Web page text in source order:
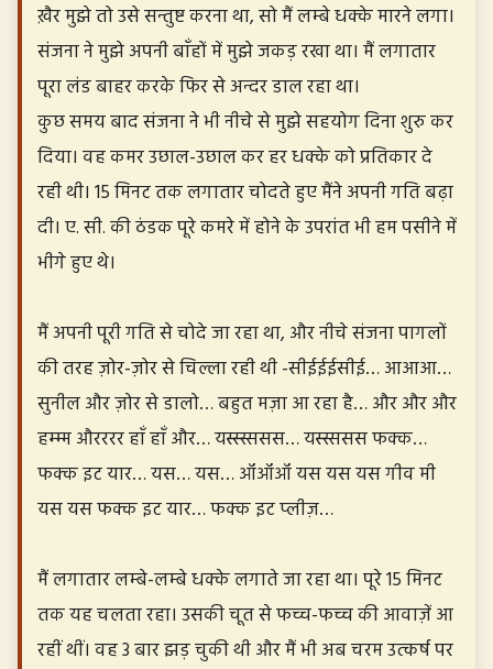
ख़ैर मुझे तो उसे सन्तुष्ट करना था, सो मैं लम्बे धक्के मारने लगा।
संजना ने मुझे अपनी बाँहों में मुझे जकड़ रखा था। मैं लगातार
पूरा लंड बाहर करके फिर से अन्दर डाल रहा था।
कुछ समय बाद संजना ने भी नीचे से मुझे सहयोग दिना शुरु कर
दिया। वह कमर उछाल-उछाल कर हर धक्के को प्रतिकार दे
रही थी। 15 मिनट तक लगातार चोदते हुए मैंने अपनी गति बढ़ा
दी। ए. सी. की ठंडक पूरे कमरे में होने के उपरांत भी हम पसीने में
भीगे हुए थे।
मैं अपनी पूरी गति से चोदे जा रहा था, और नीचे संजना पागलों
की तरह ज़ोर-ज़ोर से चिल्ला रही थी -सीईईईसीई… आआआ…
सुनील और ज़ोर से डालो… बहुत मज़ा आ रहा है… और और और
हम्म्म औरररर हाँ हाँ और… यस्स्स्ससस… यस्स्ससस फक्क…
फक्क इट यार… यस… यस… ऑऑऑ यस यस यस गीव मी
यस यस फक्क इट यार… फक्क इट प्लीज़…
मैं लगातार लम्बे-लम्बे धक्के लगाते जा रहा था। पूरे 15 मिनट
तक यह चलता रहा। उसकी चूत से फच्च-फच्च की आवाज़ें आ
रहीं थीं। वह 3 बार झड़ चुकी थी और मैं भी अब चरम उत्कर्ष पर